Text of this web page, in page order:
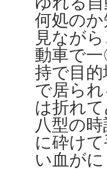
何処の
見なが
動車で
持で目
で居ら
は折れ
八型の
に砕け
い血が